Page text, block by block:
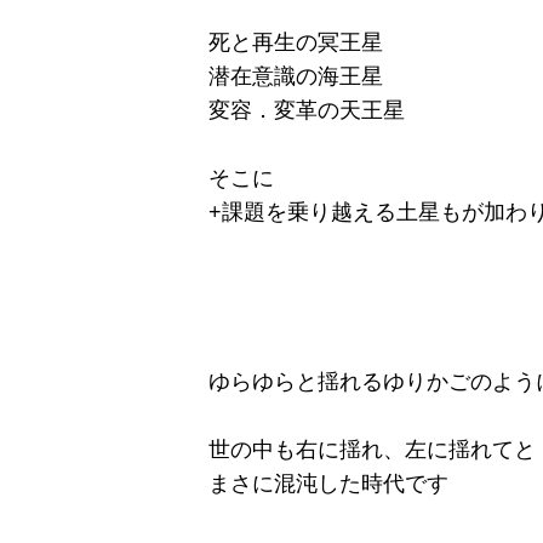
死と再生の冥王星
潜在意識の海王星
変容．変革の天王星
そこに
+課題を乗り越える土星もが加わ
ゆらゆらと揺れるゆりかごのよう
世の中も右に揺れ、左に揺れてと
まさに混沌した時代です